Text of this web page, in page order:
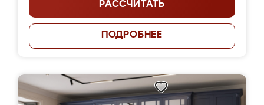
РАССЧИТАТЬ
ПОДРОБНЕЕ